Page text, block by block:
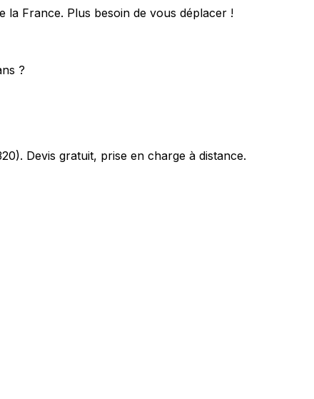
France. Plus besoin de vous déplacer !
?
). Devis gratuit, prise en charge à distance.